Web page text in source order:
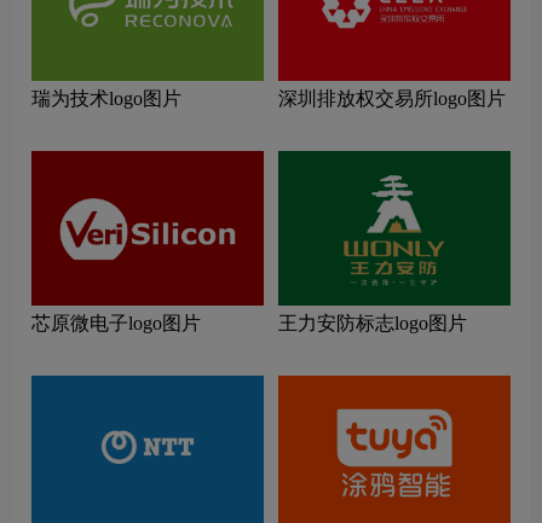
瑞为技术logo图片 深圳排放权交易所logo图片
芯原微电子logo图片 王力安防标志logo图片